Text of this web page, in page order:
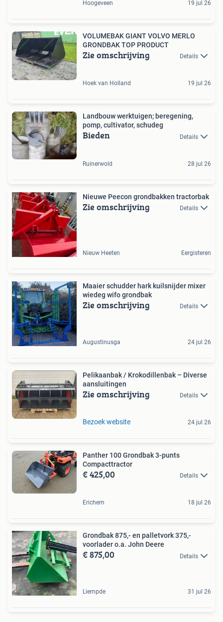
Hoogeveen 19 jul 26
VOLUMEBAK GIANT VOLVO MERLO
GRONDBAK TOP PRODUCT
Zie omschrijving Details
Hoek van Holland 19 jul 26
Landbouw werktuigen; beregening,
pomp, cultivator, schudeg
Bieden Details
Ruinerwold 28 jul 26
Nieuwe Peecon grondbakken tractorbak
Zie omschrijving Details
Nieuw Heeten Eergisteren
Maaier schudder hark kuilsnijder mixer
wiedeg wifo grondbak
Zie omschrijving Details
Augustinusga 24 jul 26
Pelikaanbak / Krokodillenbak – Diverse
aansluitingen
Zie omschrijving Details
Bezoek website 24 jul 26
Panther 100 Grondbak 3-punts
Compacttractor
€ 425,00 Details
Erichem 18 jul 26
Grondbak 875,- en palletvork 375,-
voorlader o.a. John Deere
€ 875,00 Details
Liempde 31 jul 26